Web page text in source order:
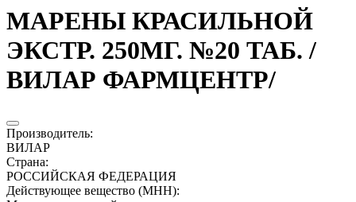
МАРЕНЫ КРАСИЛЬНОЙ
ЭКСТР. 250МГ. №20 ТАБ. /
ВИЛАР ФАРМЦЕНТР/
Производитель:
ВИЛАР
Страна:
РОССИЙСКАЯ ФЕДЕРАЦИЯ
Действующее вещество (МНН):